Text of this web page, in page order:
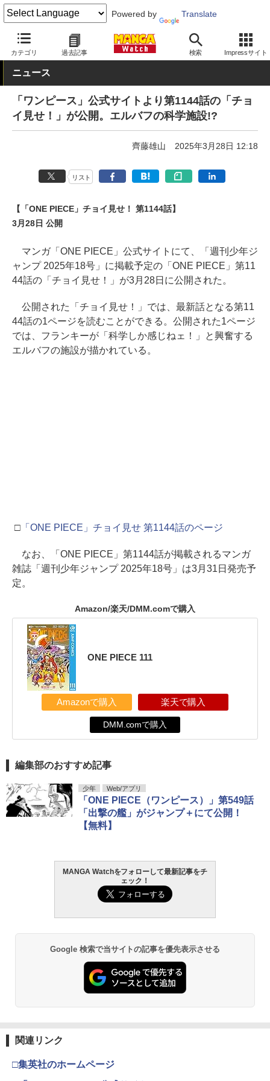
Powered by Translate
カテゴリ 過去記事 検索 Impressサイト
MANGA Watch 少年 ONE PIECE
ニュース
「ワンピース」公式サイトより第1144話の「チョ
イ見せ！」が公開。エルバフの科学施設!?
齊藤雄山 2025年3月28日 12:18
リスト
【「ONE PIECE」チョイ見せ！ 第1144話】
3月28日 公開
マンガ「ONE PIECE」公式サイトにて、「週刊少年ジ
ャンプ 2025年18号」に掲載予定の「ONE PIECE」第11
44話の「チョイ見せ！」が3月28日に公開された。
公開された「チョイ見せ！」では、最新話となる第11
44話の1ページを読むことができる。公開された1ページ
では、フランキーが「科学しか感じねェ！」と興奮する
エルバフの施設が描かれている。
□「ONE PIECE」チョイ見せ 第1144話のページ
なお、「ONE PIECE」第1144話が掲載されるマンガ
雑誌「週刊少年ジャンプ 2025年18号」は3月31日発売予
定。
Amazon/楽天/DMM.comで購入
ONE PIECE 111
Amazonで購入 楽天で購入
DMM.comで購入
編集部のおすすめ記事
少年 Web/アプリ
「ONE PIECE（ワンピース）」第549話
「出撃の艦」がジャンプ＋にて公開！
【無料】
MANGA Watchをフォローして最新記事をチ
ェック！
Google 検索で当サイトの記事を優先表示させる
関連リンク
□集英社のホームページ